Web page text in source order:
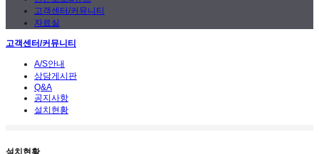
고객센터/커뮤니티
자료실
고객센터/커뮤니티
A/S안내
상담게시판
Q&A
공지사항
설치현황
설치현황